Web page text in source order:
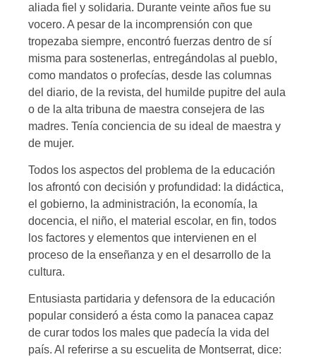
aliada fiel y solidaria. Durante veinte años fue su
vocero. A pesar de la incomprensión con que
tropezaba siempre, encontró fuerzas dentro de sí
misma para sostenerlas, entregándolas al pueblo,
como mandatos o profecías, desde las columnas
del diario, de la revista, del humilde pupitre del aula
o de la alta tribuna de maestra consejera de las
madres. Tenía conciencia de su ideal de maestra y
de mujer.
Todos los aspectos del problema de la educación
los afrontó con decisión y profundidad: la didáctica,
el gobierno, la administración, la economía, la
docencia, el niño, el material escolar, en fin, todos
los factores y elementos que intervienen en el
proceso de la enseñanza y en el desarrollo de la
cultura.
Entusiasta partidaria y defensora de la educación
popular consideró a ésta como la panacea capaz
de curar todos los males que padecía la vida del
país. Al referirse a su escuelita de Montserrat, dice: